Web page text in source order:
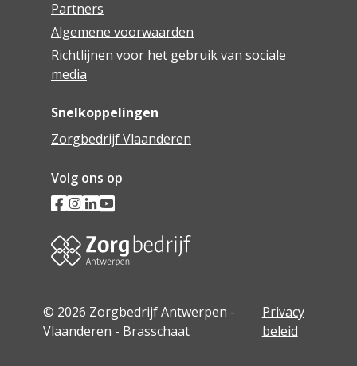
Partners
Algemene voorwaarden
Richtlijnen voor het gebruik van sociale
media
Snelkoppelingen
Zorgbedrijf Vlaanderen
Volg ons op
© 2026 Zorgbedrijf Antwerpen -
Vlaanderen - Brasschaat
Privacy
beleid